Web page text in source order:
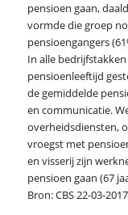
pensioen gaan,
vormde die groep
pensioengangers
In alle
pensioenleeftijd
de gemiddelde
en communicatie.
overheidsdiensten,
vroegst met
en visserij zijn
pensioen gaan (67
Bron: CBS 22-03-2017